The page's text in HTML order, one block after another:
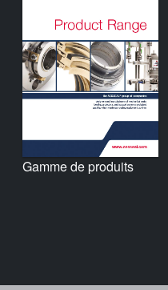
Gamme de produits